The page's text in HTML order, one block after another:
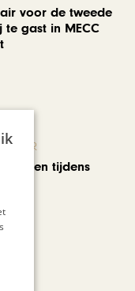
voor de tweede
te gast in MECC
beelden tijdens